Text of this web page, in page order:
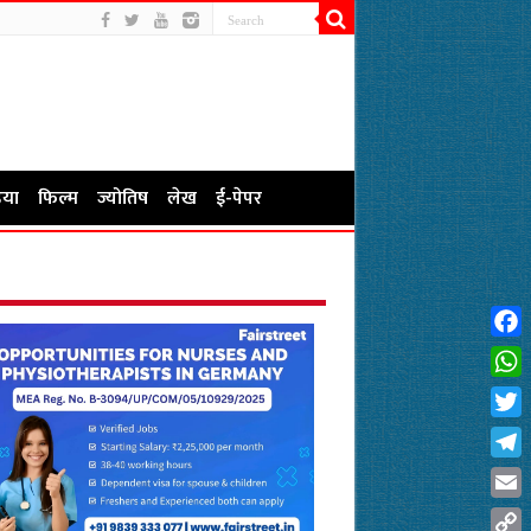
फिल्म ज्योतिष लेख ई-पेपर